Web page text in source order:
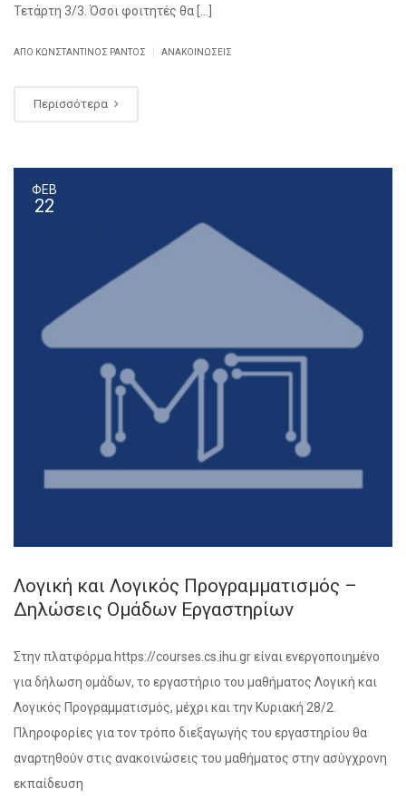
Τετάρτη 3/3. Όσοι φοιτητές θα […]
ΑΠΌ ΚΩΝΣΤΑΝΤΊΝΟΣ ΡΆΝΤΟΣ ΑΝΑΚΟΙΝΏΣΕΙΣ
Περισσότερα
ΦΕΒ
22
Λογική και Λογικός Προγραμματισμός –
Δηλώσεις Ομάδων Εργαστηρίων
Στην πλατφόρμα https://courses.cs.ihu.gr είναι ενεργοποιημένο
για δήλωση ομάδων, το εργαστήριο του μαθήματος Λογική και
Λογικός Προγραμματισμός, μέχρι και την Κυριακή 28/2.
Πληροφορίες για τον τρόπο διεξαγωγής του εργαστηρίου θα
αναρτηθούν στις ανακοινώσεις του μαθήματος στην ασύγχρονη
εκπαίδευση